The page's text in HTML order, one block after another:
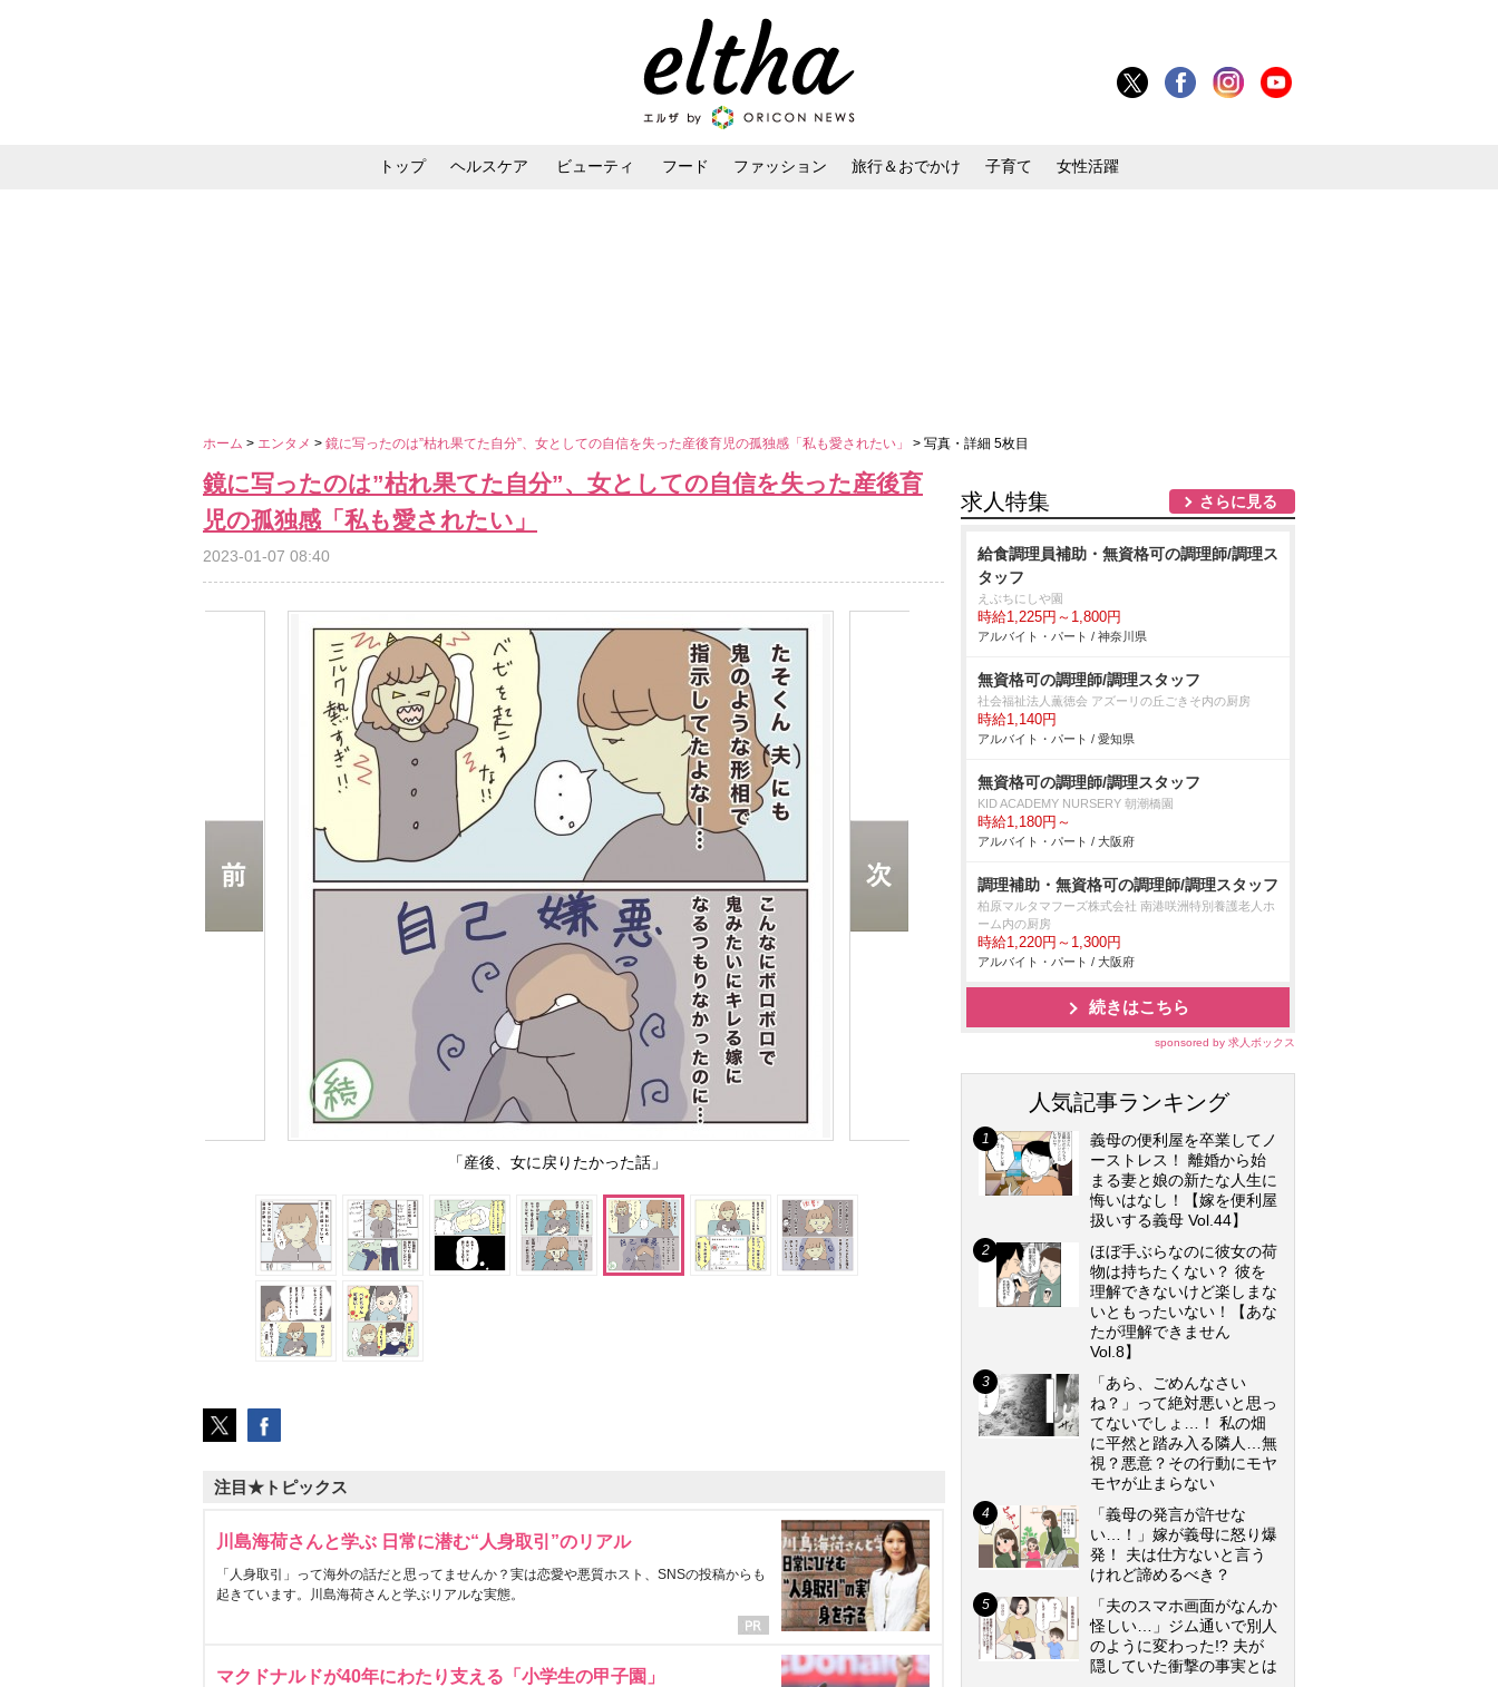
トップ ヘルスケア ビューティ フード ファッション 旅行＆おでかけ 子育て 女性活躍
ホーム > エンタメ > 鏡に写ったのは”枯れ果てた自分”、女としての自信を失った産後育児の孤独感「私も愛されたい」 > 写真・詳細 5枚目
鏡に写ったのは”枯れ果てた自分”、女としての自信を失った産後育
児の孤独感「私も愛されたい」
2023-01-07 08:40
「産後、女に戻りたかった話」
注目★トピックス
川島海荷さんと学ぶ 日常に潜む“人身取引”のリアル
「人身取引」って海外の話だと思ってませんか？実は恋愛や悪質ホスト、SNSの投稿からも
起きています。川島海荷さんと学ぶリアルな実態。
マクドナルドが40年にわたり支える「小学生の甲子園」
求人特集 さらに見る
給食調理員補助・無資格可の調理師/調理ス
タッフ
えぶちにしや園
時給1,225円～1,800円
アルバイト・パート / 神奈川県
無資格可の調理師/調理スタッフ
社会福祉法人薫徳会 アズーリの丘ごきそ内の厨房
時給1,140円
アルバイト・パート / 愛知県
無資格可の調理師/調理スタッフ
KID ACADEMY NURSERY 朝潮橋園
時給1,180円～
アルバイト・パート / 大阪府
調理補助・無資格可の調理師/調理スタッフ
柏原マルタマフーズ株式会社 南港咲洲特別養護老人ホ
ーム内の厨房
時給1,220円～1,300円
アルバイト・パート / 大阪府
続きはこちら
sponsored by 求人ボックス
人気記事ランキング
義母の便利屋を卒業してノ
ーストレス！ 離婚から始
まる妻と娘の新たな人生に
悔いはなし！【嫁を便利屋
扱いする義母 Vol.44】
ほぼ手ぶらなのに彼女の荷
物は持ちたくない？ 彼を
理解できないけど楽しまな
いともったいない！【あな
たが理解できません
Vol.8】
「あら、ごめんなさい
ね？」って絶対悪いと思っ
てないでしょ…！ 私の畑
に平然と踏み入る隣人…無
視？悪意？その行動にモヤ
モヤが止まらない
「義母の発言が許せな
い…！」嫁が義母に怒り爆
発！ 夫は仕方ないと言う
けれど諦めるべき？
「夫のスマホ画面がなんか
怪しい…」ジム通いで別人
のように変わった!? 夫が
隠していた衝撃の事実とは